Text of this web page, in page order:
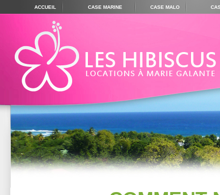
ACCUEIL CASE MARINE CASE MALO